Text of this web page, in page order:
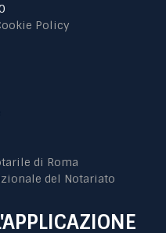
Policy
di Roma
del Notariato